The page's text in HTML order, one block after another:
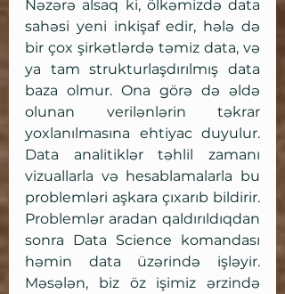
Nəzərə alsaq ki, ölkəmizdə data
sahəsi yeni inkişaf edir, hələ də
bir çox şirkətlərdə təmiz data, və
ya tam strukturlaşdırılmış data
baza olmur. Ona görə də əldə
olunan verilənlərin təkrar
yoxlanılmasına ehtiyac duyulur.
Data analitiklər təhlil zamanı
vizuallarla və hesablamalarla bu
problemləri aşkara çıxarıb bildirir.
Problemlər aradan qaldırıldıqdan
sonra Data Science komandası
Məsələn, biz öz işimiz ərzində